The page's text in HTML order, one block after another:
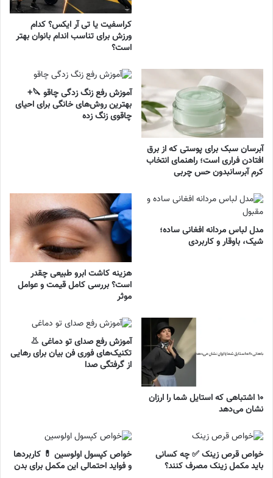
کراسفیت یا تی آر ایکس؟ کدام
ورزش برای تناسب اندام بانوان بهتر
است؟
آبرسان سبک برای پوستی که از برق
افتادن فراری است؛ راهنمای انتخاب
کرم آبرسانبدون حس چربی
آموزش رفع زنگ زدگی چاقو 🔪+
بهترین روش‌های خانگی برای احیای
چاقوی زنگ زده
مدل لباس مردانه افغانی ساده؛
شیک، باوقار و کاربردی
هزینه کاشت ابرو طبیعی چقدر
است؟ بررسی کامل قیمت و عوامل
موثر
۱۰ اشتباهی که استایل شما را ارزان
نشان می‌دهد
آموزش رفع صدای تو دماغی 👃
تکنیک‌های فوری فن بیان برای رهایی
از گرفتگی صدا
خواص قرص زینک ✅ چه کسانی
باید مکمل زینک مصرف کنند؟
خواص کپسول اولوسین 💊 کاربردها
و فواید احتمالی این مکمل برای بدن